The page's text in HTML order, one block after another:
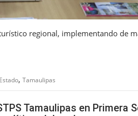
regional, implementando de
, Tamaulipas
Tamaulipas en Primera